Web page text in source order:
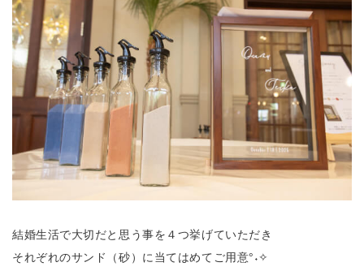
結婚生活で大切だと思う事を４つ挙げていただき
それぞれのサンド（砂）に当てはめてご用意°˖✧